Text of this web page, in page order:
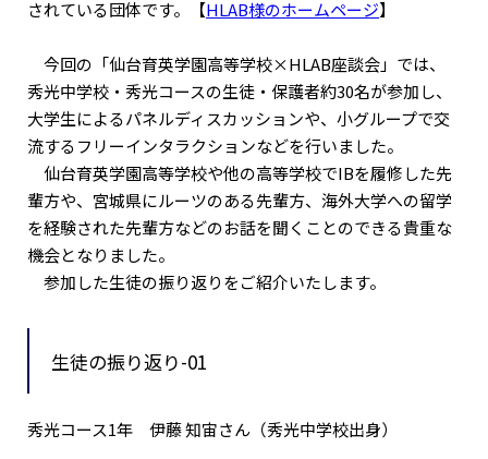
されている団体です。【HLAB様のホームページ】
今回の「仙台育英学園高等学校×HLAB座談会」では、
秀光中学校・秀光コースの生徒・保護者約30名が参加し、
大学生によるパネルディスカッションや、小グループで交
流するフリーインタラクションなどを行いました。
仙台育英学園高等学校や他の高等学校でIBを履修した先
輩方や、宮城県にルーツのある先輩方、海外大学への留学
を経験された先輩方などのお話を聞くことのできる貴重な
機会となりました。
参加した生徒の振り返りをご紹介いたします。
生徒の振り返り-01
秀光コース1年 伊藤 知宙さん（秀光中学校出身）